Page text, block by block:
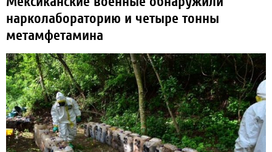
нарколабораторию и четыре тонны
метамфетамина